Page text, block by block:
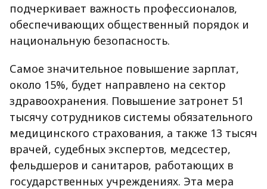
подчеркивает важность профессионалов,
обеспечивающих общественный порядок и
национальную безопасность.
Самое значительное повышение зарплат,
около 15%, будет направлено на сектор
здравоохранения. Повышение затронет 51
тысячу сотрудников системы обязательного
медицинского страхования, а также 13 тысяч
врачей, судебных экспертов, медсестер,
фельдшеров и санитаров, работающих в
государственных учреждениях. Эта мера